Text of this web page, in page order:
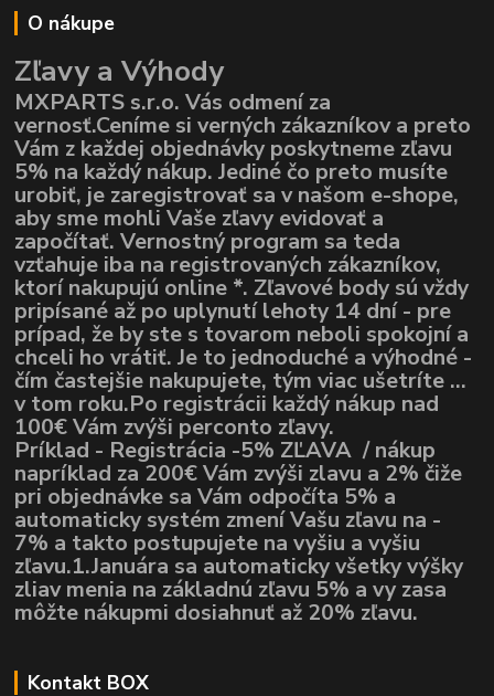
O nákupe
Zľavy a Výhody
MXPARTS s.r.o. Vás odmení za
vernosť.Ceníme si verných zákazníkov a preto
Vám z každej objednávky poskytneme zľavu
5% na každý nákup. Jediné čo preto musíte
urobiť, je zaregistrovať sa v našom e-shope,
aby sme mohli Vaše zľavy evidovať a
započítať. Vernostný program sa teda
vzťahuje iba na registrovaných zákazníkov,
ktorí nakupujú online *. Zľavové body sú vždy
pripísané až po uplynutí lehoty 14 dní - pre
prípad, že by ste s tovarom neboli spokojní a
chceli ho vrátiť. Je to jednoduché a výhodné -
čím častejšie nakupujete, tým viac ušetríte ...
v tom roku.Po registrácii každý nákup nad
100€ Vám zvýši perconto zľavy.
Príklad - Registrácia -5% ZĽAVA / nákup
napríklad za 200€ Vám zvýši zlavu a 2% čiže
pri objednávke sa Vám odpočíta 5% a
automaticky systém zmení Vašu zľavu na -
7% a takto postupujete na vyšiu a vyšiu
zľavu.1.Januára sa automaticky všetky výšky
zliav menia na základnú zľavu 5% a vy zasa
môžte nákupmi dosiahnuť až 20% zľavu.
Kontakt BOX